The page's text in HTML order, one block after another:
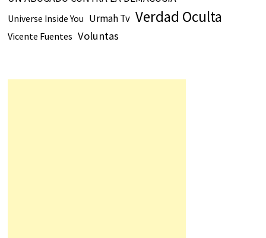
Universe Inside You Urmah Tv Verdad Oculta
Vicente Fuentes Voluntas